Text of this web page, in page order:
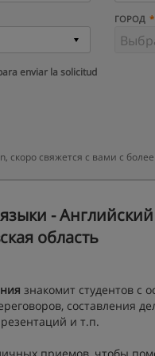
ГОРОД
enviar la solicitud
скоро свяжется с вами с
-
область
знакомит студентов с
составления
и т.п.